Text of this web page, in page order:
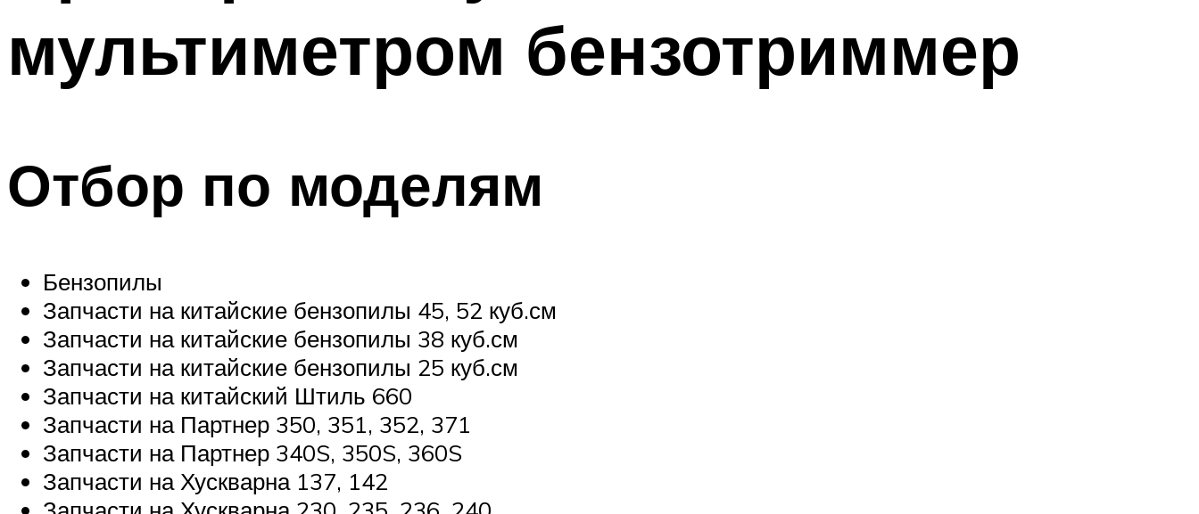
мультиметром бензотриммер
Отбор по моделям
Бензопилы
Запчасти на китайские бензопилы 45, 52 куб.см
Запчасти на китайские бензопилы 38 куб.см
Запчасти на китайские бензопилы 25 куб.см
Запчасти на китайский Штиль 660
Запчасти на Партнер 350, 351, 352, 371
Запчасти на Партнер 340S, 350S, 360S
Запчасти на Хускварна 137, 142